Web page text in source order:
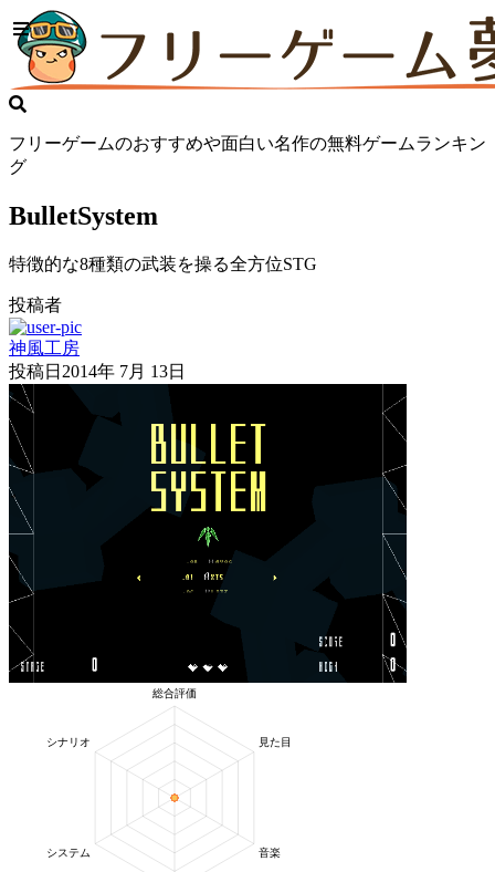
フリーゲームのおすすめや面白い名作の無料ゲームランキン
グ
BulletSystem
特徴的な8種類の武装を操る全方位STG
投稿者
神風工房
投稿日 2014年 7月 13日